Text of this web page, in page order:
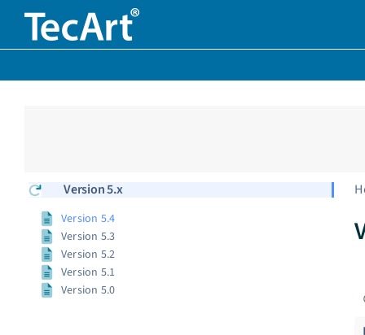
Zum
springen
Version 5.x
Version 5.4
Version 5.3
Version 5.2
Version 5.1
Version 5.0